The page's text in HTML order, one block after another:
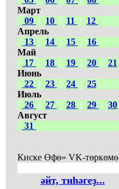
Март
09 | 10 | 11 |
12
Апрель
13 | 14 | 15 |
16
Май
17 | 18 | 19 | 20 | 21
Июнь
22 | 23 | 24 | 25
Июль
26 | 27 | 28 | 29 | 30
Август
31
Киске Өфө» VK-төркөмө
әйт, тиһәгеҙ...